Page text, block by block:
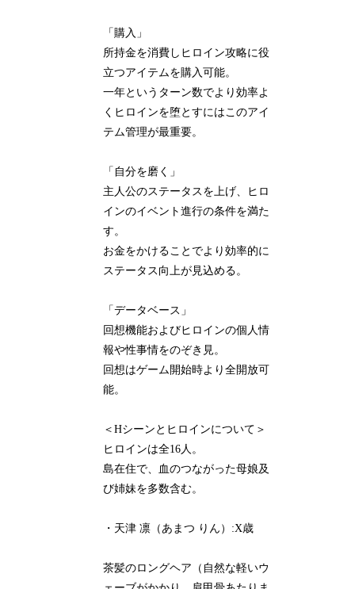
「購入」
所持金を消費しヒロイン攻略に役
立つアイテムを購入可能。
一年というターン数でより効率よ
くヒロインを堕とすにはこのアイ
テム管理が最重要。
「自分を磨く」
主人公のステータスを上げ、ヒロ
インのイベント進行の条件を満た
す。
お金をかけることでより効率的に
ステータス向上が見込める。
「データベース」
回想機能およびヒロインの個人情
報や性事情をのぞき見。
回想はゲーム開始時より全開放可
能。
＜Hシーンとヒロインについて＞
ヒロインは全16人。
島在住で、血のつながった母娘及
び姉妹を多数含む。
・天津 凛（あまつ りん）:X歳
茶髪のロングヘア（自然な軽いウ